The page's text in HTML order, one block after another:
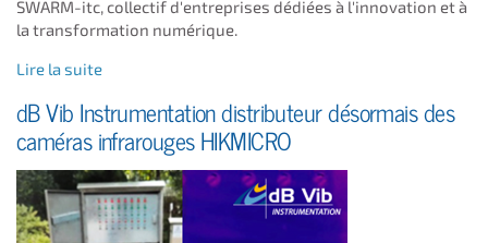
SWARM-itc, collectif d'entreprises dédiées à l'innovation et à
la transformation numérique.
Lire la suite
dB Vib Instrumentation distributeur désormais des
caméras infrarouges HIKMICRO